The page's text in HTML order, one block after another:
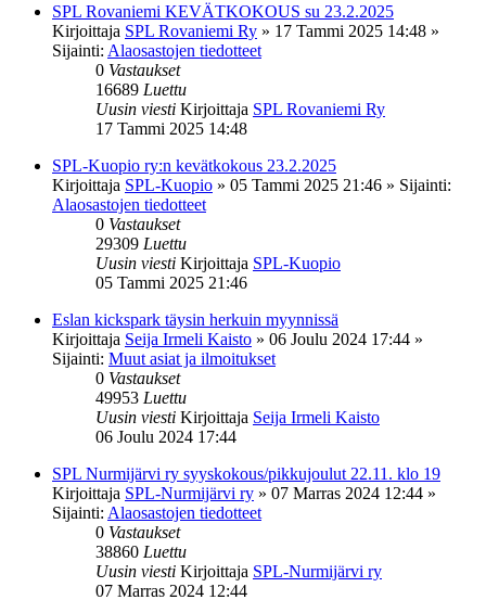
SPL Rovaniemi KEVÄTKOKOUS su 23.2.2025
Kirjoittaja SPL Rovaniemi Ry » 17 Tammi 2025 14:48 »
Sijainti: Alaosastojen tiedotteet
0 Vastaukset
16689 Luettu
Uusin viesti Kirjoittaja SPL Rovaniemi Ry
17 Tammi 2025 14:48
SPL-Kuopio ry:n kevätkokous 23.2.2025
Kirjoittaja SPL-Kuopio » 05 Tammi 2025 21:46 » Sijainti:
Alaosastojen tiedotteet
0 Vastaukset
29309 Luettu
Uusin viesti Kirjoittaja SPL-Kuopio
05 Tammi 2025 21:46
Eslan kickspark täysin herkuin myynnissä
Kirjoittaja Seija Irmeli Kaisto » 06 Joulu 2024 17:44 »
Sijainti: Muut asiat ja ilmoitukset
0 Vastaukset
49953 Luettu
Uusin viesti Kirjoittaja Seija Irmeli Kaisto
06 Joulu 2024 17:44
SPL Nurmijärvi ry syyskokous/pikkujoulut 22.11. klo 19
Kirjoittaja SPL-Nurmijärvi ry » 07 Marras 2024 12:44 »
Sijainti: Alaosastojen tiedotteet
0 Vastaukset
38860 Luettu
Uusin viesti Kirjoittaja SPL-Nurmijärvi ry
07 Marras 2024 12:44